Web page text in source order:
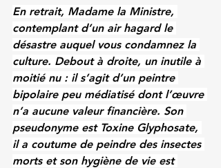
En retrait, Madame la Ministre,
contemplant d’un air hagard le
désastre auquel vous condamnez la
culture. Debout à droite, un inutile à
moitié nu : il s’agit d’un peintre
bipolaire peu médiatisé dont l’œuvre
n’a aucune valeur financière. Son
pseudonyme est Toxine Glyphosate,
il a coutume de peindre des insectes
morts et son hygiène de vie est